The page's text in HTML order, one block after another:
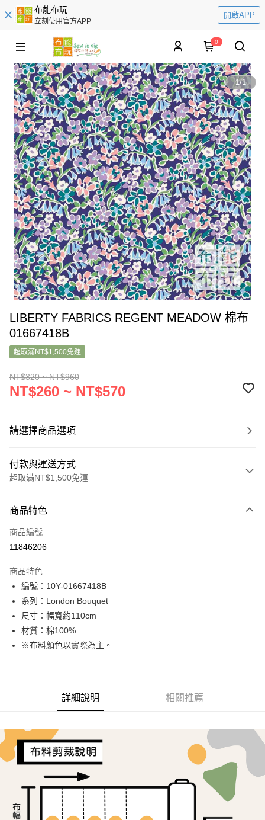
布能布玩
立刻使用官方APP
開啟APP
0
1/1
LIBERTY FABRICS REGENT MEADOW 棉布
01667418B
超取滿NT$1,500免運
NT$320 ~ NT$960
NT$260 ~ NT$570
請選擇商品選項
付款與運送方式
超取滿NT$1,500免運
信用卡一次付款
超商取貨付款
Apple Pay
街口支付
Google Pay
AFTEE先享後付
１．簡單：不需註冊會員、不需綁卡、不需儲值。
３．安心：先確認商品／服務後，再付款。
【「AFTEE先享後付」結帳流程】
１．於結帳方式選擇「AFTEE先享後付」後，將跳轉至「AFTEE先享後付」
結帳頁面，進行簡訊認證並確認金額後，即可完成結帳。
２．訂單成立數日內，您將收到繳費通知簡訊。
３．收到繳費通知簡訊後14天內，點擊此簡訊中的連結，可透過四大超商／
ATM／網路銀行／等多元方式進行付款，方視為交易完成。
※ 請注意：結帳手續完成當下不需立刻繳費，但若您需要取消訂單，請聯絡
全家取貨付款
每筆NT$65，滿NT$1,500(含以上)免運費
每筆NT$65，滿NT$1,500(含以上)免運費
宅配
商品特色
商品編號
11846206
商品特色
編號：10Y-01667418B
系列：London Bouquet
尺寸：幅寬約110cm
材質：棉100%
※布料顏色以實際為主。
詳細說明 相關推薦